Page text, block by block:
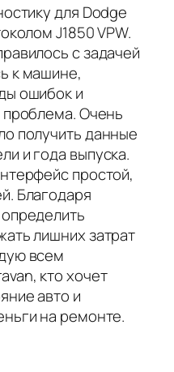
для Dodge
J1850 VPW.
с задачей
к машине,
ошибок и
Очень
получить данные
и года выпуска.
простой,
Благодаря
лишних затрат
всем
кто хочет
авто и
на ремонте.